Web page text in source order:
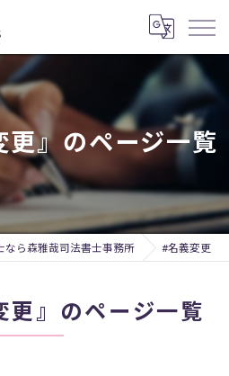
』のページ一覧
なら森雅哉司法書士事務所 #名義変更
更』のページ一覧